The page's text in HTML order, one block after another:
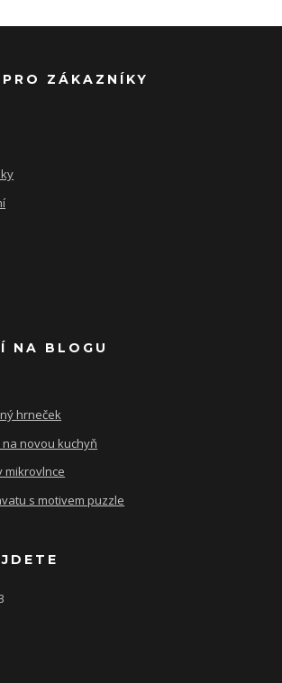
ZÁKAZNÍKY
NA BLOGU
hrneček
novou kuchyň
mikrovlnce
s motivem puzzle